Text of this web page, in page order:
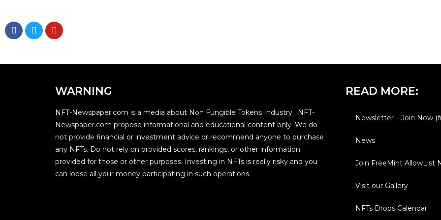
WARNING
NFT-Newspaper.com is a media about Non Fungible Tokens Industry. NFT-
Newspaper.com propose informational and educational content only. We do
not provide financial or investment advice or recommend anyone to purchase
any NFTs. Do not rely on provided scores, rankings, or other information
provided for those or other purposes. Investing in NFTs is really risky and you
can loose all your money participating in such operations.
READ MORE:
Newsletter – Join Now
News
Join FreeMint AllowList
Visit our Gallery
NFTs Drops Calendar